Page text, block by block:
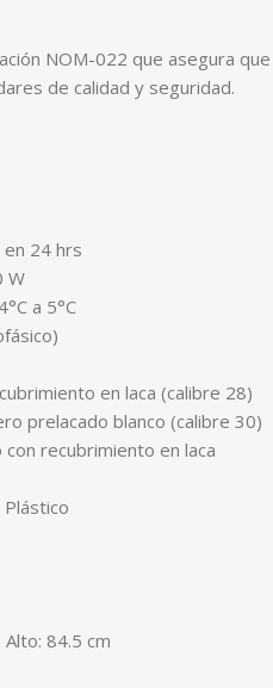
NOM-022 que asegura que
de calidad y seguridad.
en 24 hrs
W
a 5°C
en laca (calibre 28)
prelacado blanco (calibre 30)
recubrimiento en laca
84.5 cm